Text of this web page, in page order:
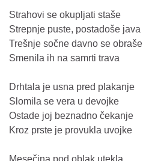
Strahovi se okupljati staše
Strepnje puste, postadoše java
Trešnje sočne davno se obraše
Smenila ih na samrti trava
Drhtala je usna pred plakanje
Slomila se vera u devojke
Ostade joj beznadno čekanje
Kroz prste je provukla uvojke
Mesečina pod oblak utekla